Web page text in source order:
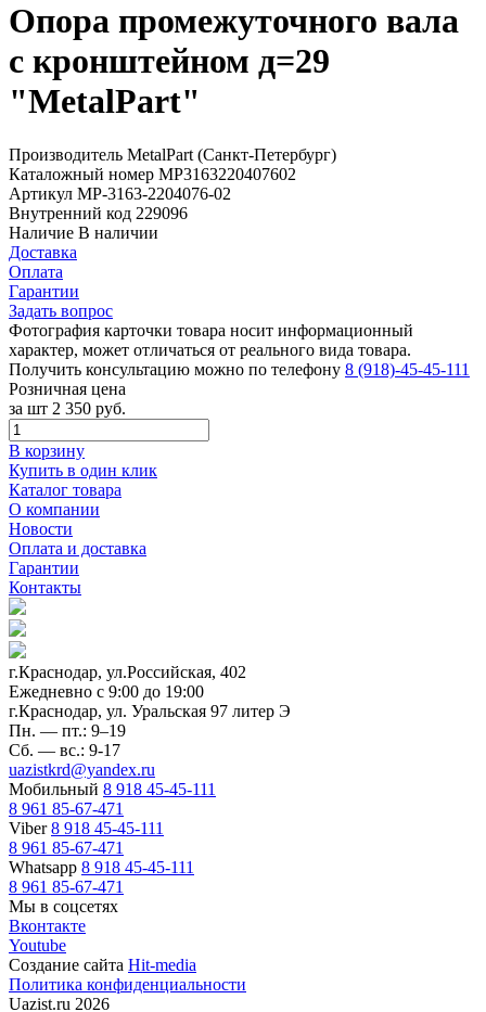
Опора промежуточного вала
с кронштейном д=29
"MetalPart"
Производитель MetalPart (Санкт-Петербург)
Каталожный номер МР3163220407602
Артикул МР-3163-2204076-02
Внутренний код 229096
Наличие В наличии
Доставка
Оплата
Гарантии
Задать вопрос
Фотография карточки товара носит информационный
характер, может отличаться от реального вида товара.
Получить консультацию можно по телефону 8 (918)-45-45-111
Розничная цена
за шт 2 350 руб.
В корзину
Купить в один клик
Каталог товара
О компании
Новости
Оплата и доставка
Гарантии
Контакты
г.Краснодар, ул.Российская, 402
Ежедневно c 9:00 до 19:00
г.Краснодар, ул. Уральская 97 литер Э
Пн. — пт.: 9–19
Сб. — вс.: 9-17
uazistkrd@yandex.ru
Мобильный 8 918 45-45-111
8 961 85-67-471
Viber8 918 45-45-111
8 961 85-67-471
Whatsapp 8 918 45-45-111
8 961 85-67-471
Мы в соцсетях
Вконтакте
Youtube
Создание сайта Hit-media
Политика конфиденциальности
Uazist.ru 2026